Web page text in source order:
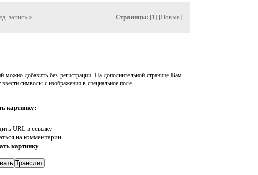
запись » Страницы: [1] [Новые]
можно добавить без регистрации. На дополнительной странице Вам
символы с изображения в специальное поле.
картинку:
URL в ссылку
на комментарии
картинку